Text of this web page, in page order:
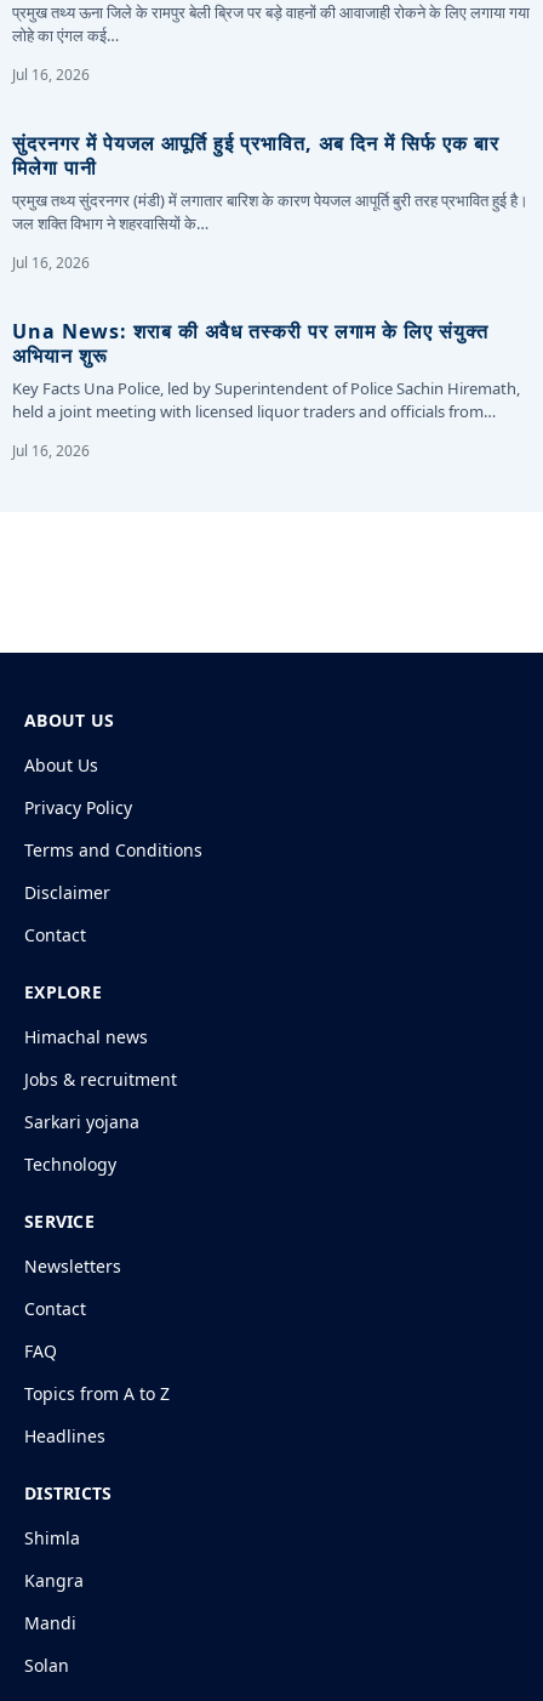
प्रमुख तथ्य ऊना जिले के रामपुर बेली ब्रिज पर बड़े वाहनों की आवाजाही रोकने के लिए लगाया गया
लोहे का एंगल कई…
Jul 16, 2026
सुंदरनगर में पेयजल आपूर्ति हुई प्रभावित, अब दिन में सिर्फ एक बार
मिलेगा पानी
प्रमुख तथ्य सुंदरनगर (मंडी) में लगातार बारिश के कारण पेयजल आपूर्ति बुरी तरह प्रभावित हुई है।
जल शक्ति विभाग ने शहरवासियों के…
Jul 16, 2026
Una News: शराब की अवैध तस्करी पर लगाम के लिए संयुक्त
अभियान शुरू
Key Facts Una Police, led by Superintendent of Police Sachin Hiremath,
held a joint meeting with licensed liquor traders and officials from…
Jul 16, 2026
ABOUT US
About Us
Privacy Policy
Terms and Conditions
Disclaimer
Contact
EXPLORE
Himachal news
Jobs & recruitment
Sarkari yojana
Technology
SERVICE
Newsletters
Contact
FAQ
Topics from A to Z
Headlines
DISTRICTS
Shimla
Kangra
Mandi
Solan